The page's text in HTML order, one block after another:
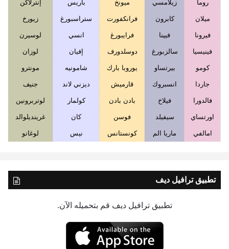
روما زيلامسي ميونخ باريس إنترلاكن
ميلان كابرون فرانكفورت ستراسبورغ زيورخ
فيرونا فيينا فرايبورغ انسي لوسيرن
فينيسيا سالزبورغ دوسلدورف إفيان لوزان
كومو بيرتساو يوروبا بارك شامونيه مونترو
جاردا انسبروك قارميش ديزني لاند جنيف
فالدورا فيلاخ بادن بادن كولمار لوتربرونين
اورتساي سيفيلد فوسن كان غرينديلوالد
امالفي ماريا الم كونستانس نيس لوغانو
تطبيق ترافيل ديف
تطبيق ترافيل ديف قم بتحميله الآن.